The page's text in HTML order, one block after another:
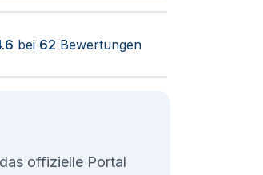
bei 62 Bewertungen
offizielle Portal